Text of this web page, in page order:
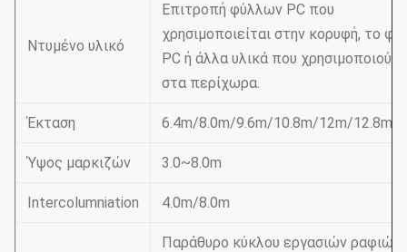
Ντυμένο υλικό
Επιτροπή φύλλων PC που
χρησιμοποιείται στην κορυφή, το
PC ή άλλα υλικά που
στα περίχωρα.
Έκταση 6.4m/8.0m/9.6m/10.8m/12m/12.8m/
Ύψος μαρκιζών 3.0~8.0m
Intercolumniation 4.0m/8.0m
Παράθυρο κύκλου εργασιών ραφιών,